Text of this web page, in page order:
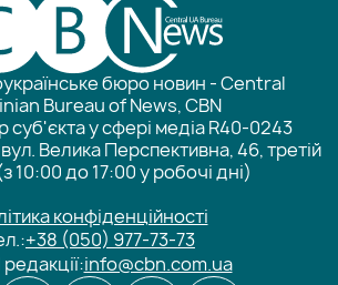
бюро новин - Central
Bureau of News, CBN
суб'єкта у сфері медіа R40-0243
Велика Перспективна, 46, третій
10:00 до 17:00 у робочі дні)
конфіденційності
+38 (050) 977-73-73
info@cbn.com.ua